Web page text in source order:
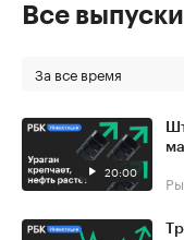
Все
За все время
20:00